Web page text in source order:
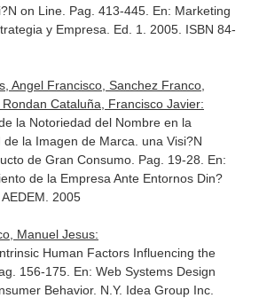
on Line. Pag. 413-445. En: Marketing
y Empresa . Ed. 1. 2005. ISBN 84-
Angel Francisco, Sanchez Franco,
Cataluña, Francisco Javier:
la Notoriedad del Nombre en la
de la Imagen de Marca. una Visi?N
de Gran Consumo. Pag. 19-28. En:
de la Empresa Ante Entornos Din?
2005
Manuel Jesus:
Human Factors Influencing the
156-175. En: Web Systems Design
Behavior. N.Y. Idea Group Inc.